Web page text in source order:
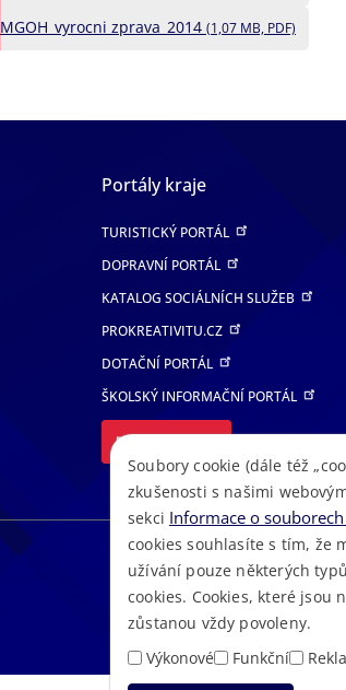
MGOH_vyrocni zprava_2014 (1,07 MB, PDF)
Portály kraje
TURISTICKÝ PORTÁL
DOPRAVNÍ PORTÁL
KATALOG SOCIÁLNÍCH SLUŽEB
PROKREATIVITU.CZ
DOTAČNÍ PORTÁL
ŠKOLSKÝ INFORMAČNÍ PORTÁL
DALŠÍ PORTÁLY
RSS
Soubory cookie (dále též
zkušenosti s našimi
sekci Informace o
cookies souhlasíte s tím, že
užívání pouze některých
cookies. Cookies, které jsou
zůstanou vždy povoleny.
Výkonové
Funkční